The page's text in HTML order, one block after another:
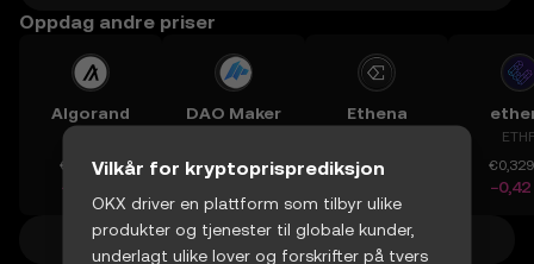
Oppdag andre priser
Algorand
€0,07548
−2,07 %
DAO Maker
€0,020116
Ethena
€0,07843
Flere kryptopriser
Vilkår for kryptoprisprediksjon
OKX driver en plattform som tilbyr ulike
produkter og tjenester til globale kunder,
underlagt ulike lover og forskrifter på tvers